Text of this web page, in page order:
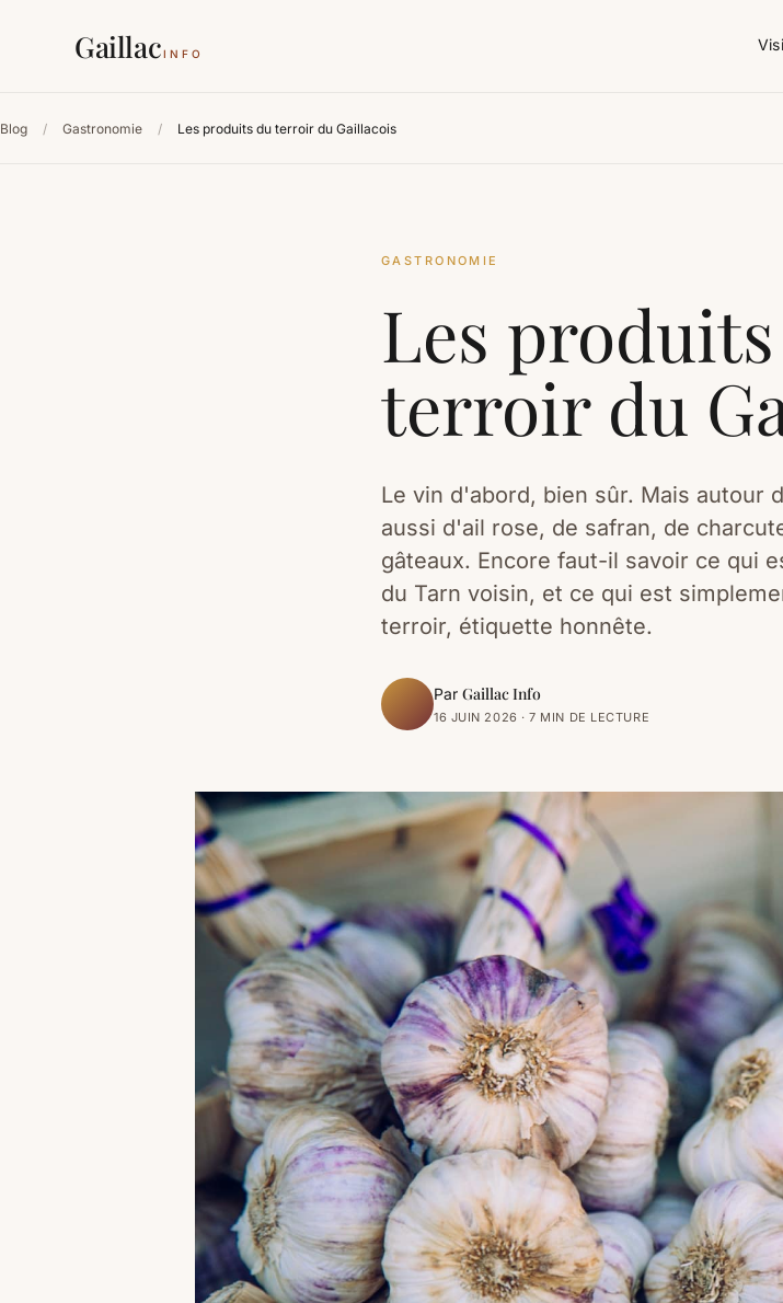
GaillacINFO
Blog / Gastronomie / Les produits du terroir du Gaillacois
GASTRONOMIE
Les
terroir du
Le vin d'abord, bien sûr. Mais autour
aussi d'ail rose, de safran, de
gâteaux. Encore faut-il savoir ce qui
du Tarn voisin, et ce qui est
terroir, étiquette honnête.
Par Gaillac Info
16 JUIN 2026 · 7 MIN DE LECTURE